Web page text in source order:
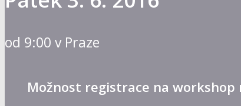
od 9:00 v Praze
Možnost registrace na